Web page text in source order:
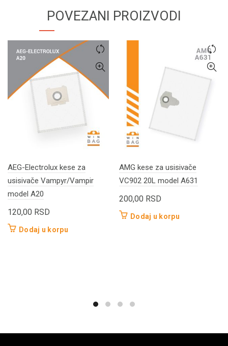
POVEZANI PROIZVODI
AEG-Electrolux kese za
usisivače Vampyr/Vampir
model A20
120,00 RSD
Dodaj u korpu
AMG kese za usisivače
VC902 20L model A631
200,00 RSD
Dodaj u korpu